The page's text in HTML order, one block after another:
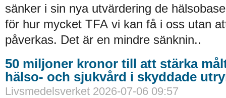
sänker i sin nya utvärdering de
för hur mycket TFA vi kan få i oss utan
påverkas. Det är en mindre sänknin..
50 miljoner kronor till att stärka
hälso- och sjukvård i skyddade
Livsmedelsverket 2026-07-06 09:57